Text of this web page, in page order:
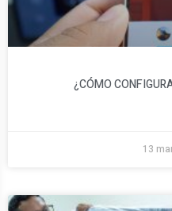
¿CÓMO
13